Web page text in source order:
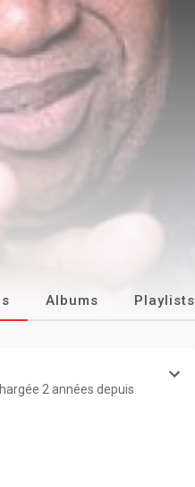
Albums Playlists
2 années depuis